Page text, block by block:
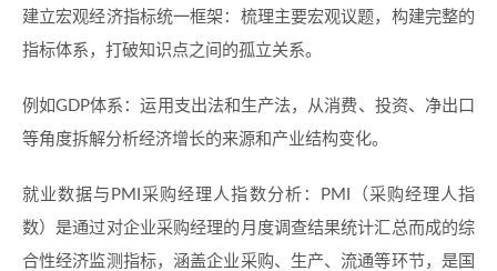
建立宏观经济指标统一框架：梳理主要宏观议题，构建完整的
指标体系，打破知识点之间的孤立关系。
例如GDP体系：运用支出法和生产法，从消费、投资、净出口
等角度拆解分析经济增长的来源和产业结构变化。
就业数据与PMI采购经理人指数分析：PMI（采购经理人指
数）是通过对企业采购经理的月度调查结果统计汇总而成的综
合性经济监测指标，涵盖企业采购、生产、流通等环节，是国